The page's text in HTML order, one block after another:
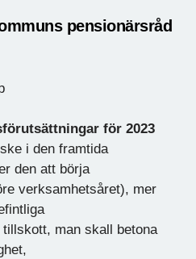
pensionärsråd
för 2023
i den framtida
den att börja
verksamhetsåret), mer
man skall betona